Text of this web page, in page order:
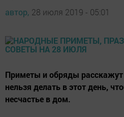
автор, 28 июля 2019 - 05:01
Приметы и обряды расскажут
нельзя делать в этот день,
несчастье в дом.